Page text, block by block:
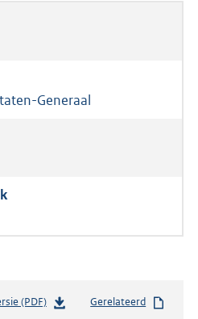
Generaal
(PDF)b
Gerelateerd